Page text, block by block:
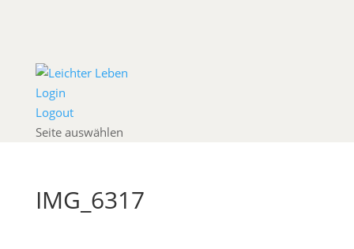
Login
Logout
Seite auswählen
IMG_6317